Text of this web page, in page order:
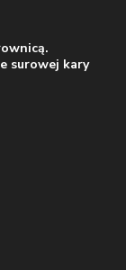
surowej kary